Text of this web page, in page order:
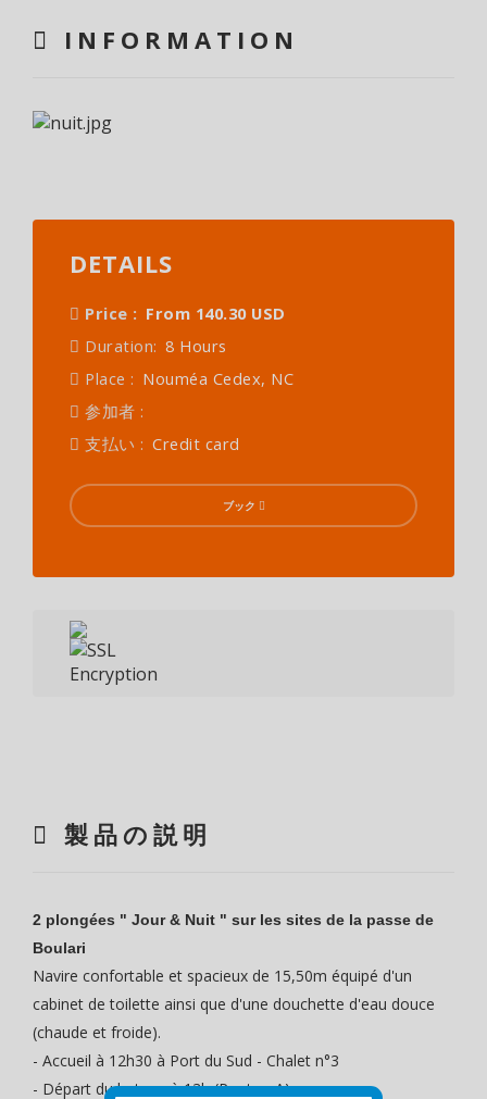
INFORMATION
DETAILS
Price : From 140.30 USD
Duration: 8 Hours
Place : Nouméa Cedex, NC
参加者 :
支払い : Credit card
ブック
製品の説明
2 plongées " Jour & Nuit " sur les sites de la passe de
Boulari
Navire confortable et spacieux de 15,50m équipé d'un
cabinet de toilette ainsi que d'une douchette d'eau douce
(chaude et froide).
- Accueil à 12h30 à Port du Sud - Chalet n°3
- Départ du bateau à 13h (Ponton A)